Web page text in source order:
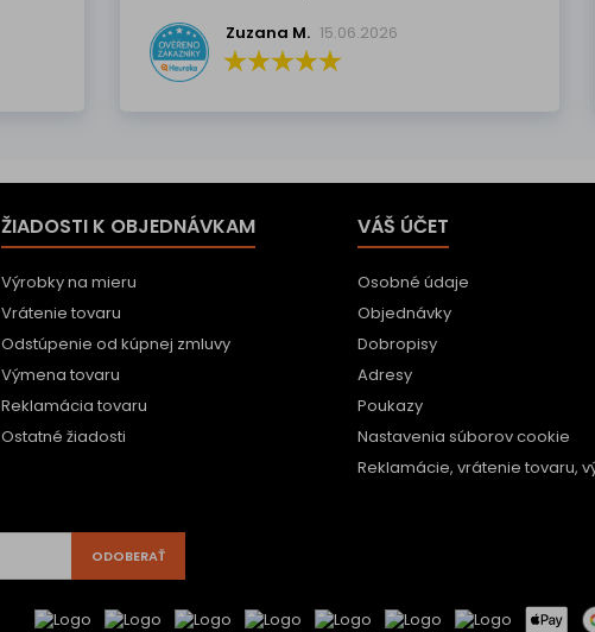
Zuzana M. 15.06.2026
ŽIADOSTI K OBJEDNÁVKAM
Výrobky na mieru
Vrátenie tovaru
Odstúpenie od kúpnej zmluvy
Výmena tovaru
Reklamácia tovaru
Ostatné žiadosti
VÁŠ ÚČET
Osobné údaje
Objednávky
Dobropisy
Adresy
Poukazy
Nastavenia súborov cookie
Reklamácie, vrátenie tovaru,